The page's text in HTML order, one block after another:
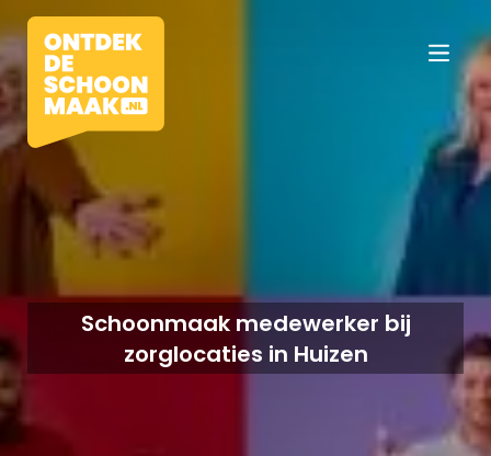
Schoonmaak medewerker bij
zorglocaties in Huizen
Vacatures
Beroepen
Werkomgevingen